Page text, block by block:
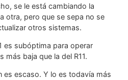
se le está cambiando la
otra, pero que se sepa no se
otros sistemas.
es subóptima para operar
más baja que la del R11.
es escaso. Y lo es todavía más